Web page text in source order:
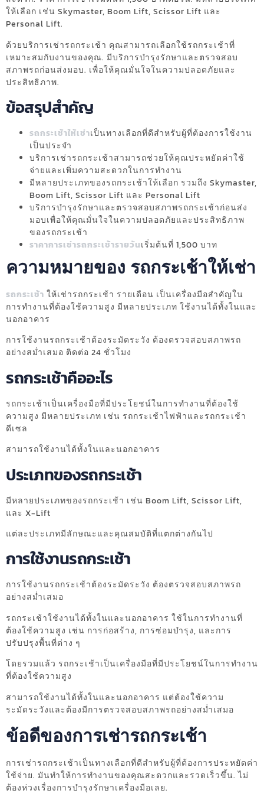
ให้เลือก เช่น Skymaster, Boom Lift, Scissor Lift และ
Personal Lift.
ด้วยบริการเช่ารถกระเช้า คุณสามารถเลือกใช้รถกระเช้าที่
เหมาะสมกับงานของคุณ. มีบริการบำรุงรักษาและตรวจสอบ
สภาพรถก่อนส่งมอบ. เพื่อให้คุณมั่นใจในความปลอดภัยและ
ประสิทธิภาพ.
ข้อสรุปสำคัญ
รถกระเช้าให้เช่าเป็นทางเลือกที่ดีสำหรับผู้ที่ต้องการใช้งาน
เป็นประจำ
บริการเช่ารถกระเช้าสามารถช่วยให้คุณประหยัดค่าใช้
จ่ายและเพิ่มความสะดวกในการทำงาน
มีหลายประเภทของรถกระเช้าให้เลือก รวมถึง Skymaster,
Boom Lift, Scissor Lift และ Personal Lift
บริการบำรุงรักษาและตรวจสอบสภาพรถกระเช้าก่อนส่ง
มอบเพื่อให้คุณมั่นใจในความปลอดภัยและประสิทธิภาพ
ของรถกระเช้า
ราคาการเช่ารถกระเช้ารายวันเริ่มต้นที่ 1,500 บาท
ความหมายของ รถกระเช้าให้เช่า
รถกระเช้า ให้เช่ารถกระเช้า รายเดือน เป็นเครื่องมือสำคัญใน
การทำงานที่ต้องใช้ความสูง มีหลายประเภท ใช้งานได้ทั้งในและ
นอกอาคาร
การใช้งานรถกระเช้าต้องระมัดระวัง ต้องตรวจสอบสภาพรถ
อย่างสม่ำเสมอ ติดต่อ 24 ชั่วโมง
รถกระเช้าคืออะไร
รถกระเช้าเป็นเครื่องมือที่มีประโยชน์ในการทำงานที่ต้องใช้
ความสูง มีหลายประเภท เช่น รถกระเช้าไฟฟ้าและรถกระเช้า
ดีเซล
สามารถใช้งานได้ทั้งในและนอกอาคาร
ประเภทของรถกระเช้า
มีหลายประเภทของรถกระเช้า เช่น Boom Lift, Scissor Lift,
และ X-Lift
แต่ละประเภทมีลักษณะและคุณสมบัติที่แตกต่างกันไป
การใช้งานรถกระเช้า
การใช้งานรถกระเช้าต้องระมัดระวัง ต้องตรวจสอบสภาพรถ
อย่างสม่ำเสมอ
รถกระเช้าใช้งานได้ทั้งในและนอกอาคาร ใช้ในการทำงานที่
ต้องใช้ความสูง เช่น การก่อสร้าง, การซ่อมบำรุง, และการ
ปรับปรุงพื้นที่ต่าง ๆ
โดยรวมแล้ว รถกระเช้าเป็นเครื่องมือที่มีประโยชน์ในการทำงาน
ที่ต้องใช้ความสูง
สามารถใช้งานได้ทั้งในและนอกอาคาร แต่ต้องใช้ความ
ระมัดระวังและต้องมีการตรวจสอบสภาพรถอย่างสม่ำเสมอ
ข้อดีของการเช่ารถกระเช้า
การเช่ารถกระเช้าเป็นทางเลือกที่ดีสำหรับผู้ที่ต้องการประหยัดค่า
ใช้จ่าย. มันทำให้การทำงานของคุณสะดวกและรวดเร็วขึ้น. ไม่
ต้องห่วงเรื่องการบำรุงรักษาเครื่องมือเลย.